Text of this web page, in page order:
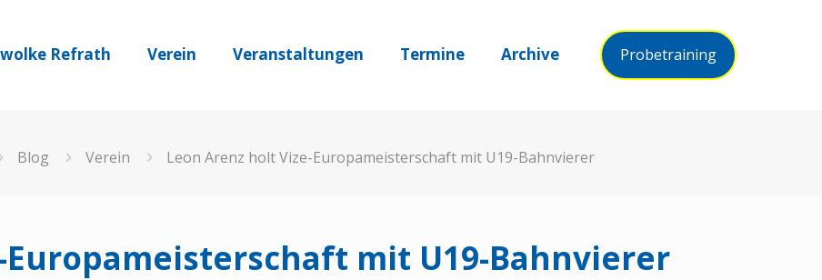
Refrath Verein Veranstaltungen Termine Archive Probetraining
Blog Verein Leon Arenz holt Vize-Europameisterschaft mit U19-Bahnvierer
mit U19-Bahnvierer